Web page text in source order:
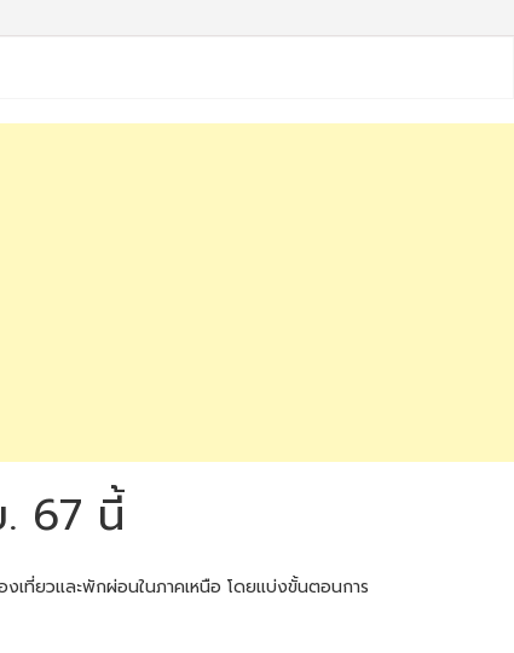
67 นี้
งเที่ยวและพักผ่อนในภาคเหนือ โดยแบ่งขั้นตอนการ